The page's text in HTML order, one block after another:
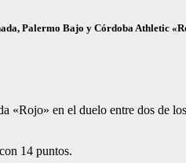
Palermo Bajo y Córdoba Athletic
en el duelo entre dos de
14 puntos.